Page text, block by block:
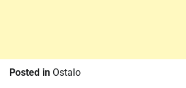
Posted in Ostalo